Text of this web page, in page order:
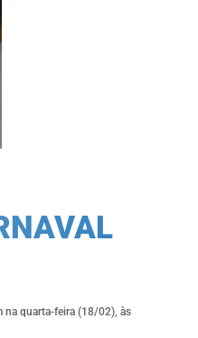
na quarta-feira (18/02), às